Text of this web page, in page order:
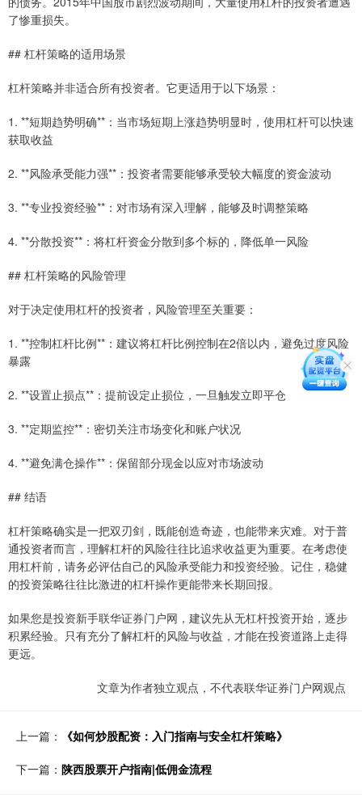
了惨重损失。
## 杠杆策略的适用场景
杠杆策略并非适合所有投资者。它更适用于以下场景：
1. **短期趋势明确**：当市场短期上涨趋势明显时，使用杠杆可以快速
获取收益
2. **风险承受能力强**：投资者需要能够承受较大幅度的资金波动
3. **专业投资经验**：对市场有深入理解，能够及时调整策略
4. **分散投资**：将杠杆资金分散到多个标的，降低单一风险
## 杠杆策略的风险管理
对于决定使用杠杆的投资者，风险管理至关重要：
1. **控制杠杆比例**：建议将杠杆比例控制在2倍以内，避免过度风险
暴露
2. **设置止损点**：提前设定止损位，一旦触发立即平仓
3. **定期监控**：密切关注市场变化和账户状况
4. **避免满仓操作**：保留部分现金以应对市场波动
## 结语
杠杆策略确实是一把双刃剑，既能创造奇迹，也能带来灾难。对于普
通投资者而言，理解杠杆的风险往往比追求收益更为重要。在考虑使
用杠杆前，请务必评估自己的风险承受能力和投资经验。记住，稳健
的投资策略往往比激进的杠杆操作更能带来长期回报。
如果您是投资新手联华证券门户网，建议先从无杠杆投资开始，逐步
积累经验。只有充分了解杠杆的风险与收益，才能在投资道路上走得
更远。
文章为作者独立观点，不代表联华证券门户网观点
上一篇： 《如何炒股配资：入门指南与安全杠杆策略》
下一篇： 陕西股票开户指南|低佣金流程